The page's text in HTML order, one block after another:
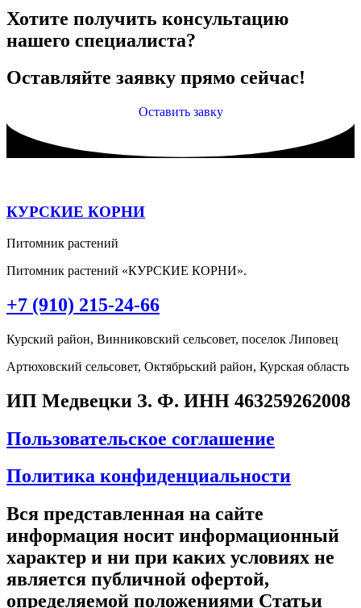
Хотите получить консультацию
нашего специалиста?
Оставляйте заявку прямо сейчас!
Оставить завку
КУРСКИЕ КОРНИ
Питомник растений
Питомник растений «КУРСКИЕ КОРНИ».
+7 (910) 215-24-66
Курский район, Винниковский сельсовет, поселок Липовец
Артюховский сельсовет, Октябрьский район, Курская область
ИП Медвецки З. Ф. ИНН 463259262008
Пользовательское соглашение
Политика конфиденциальности
Вся представленная на сайте
информация носит информационный
характер и ни при каких условиях не
является публичной офертой,
определяемой положениями Статьи